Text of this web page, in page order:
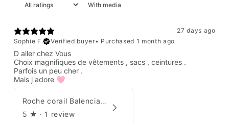
With media
27 days ago
Sophie F.
Verified buyer• Purchased 1 month ago
D aller chez Vous
Choix magnifiques de vêtements , sacs , ceintures .
Parfois un peu cher .
Mais j adore 🩷
Roche corail Balenciaga 2006
5 ★ · 1 review